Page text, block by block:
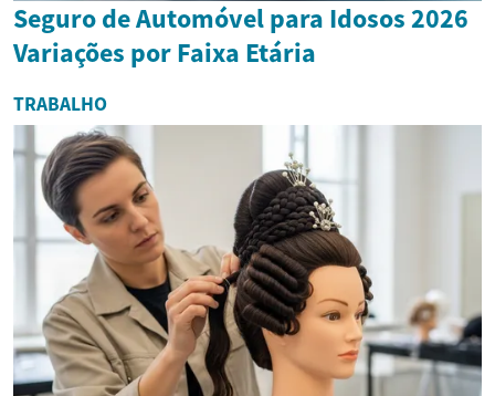
Seguro de Automóvel para Idosos 2026
Variações por Faixa Etária
TRABALHO